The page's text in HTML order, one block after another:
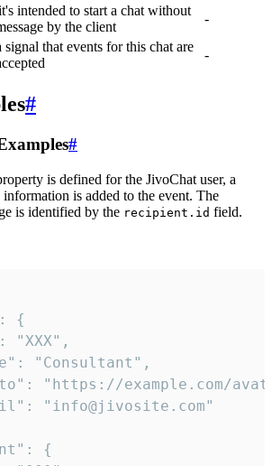
intended to start a chat without
by the client
-
signal that events for this chat are
-
#
#
is defined for the JivoChat user, a
is added to the event. The
is identified by the recipient.id field.